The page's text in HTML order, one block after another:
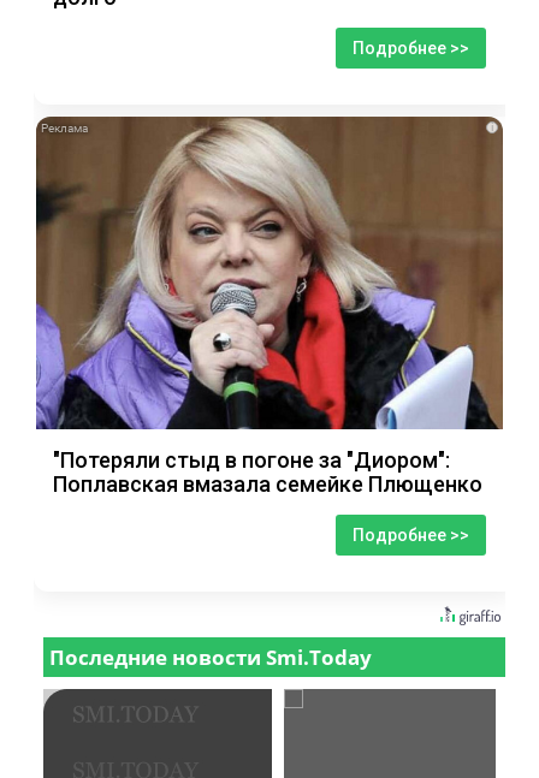
Подробнее >>
i
"Потеряли стыд в погоне за "Диором":
Поплавская вмазала семейке Плющенко
Подробнее >>